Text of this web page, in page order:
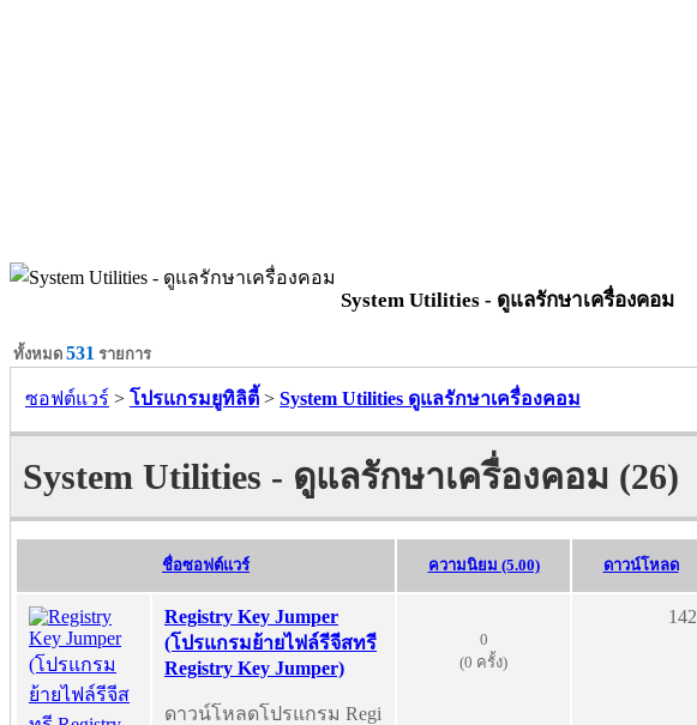
System Utilities - ดูแลรักษาเครื่องคอม
ทั้งหมด 531 รายการ
ซอฟต์แวร์ > โปรแกรมยูทิลิตี้ > System Utilities ดูแลรักษาเครื่องคอม
System Utilities - ดูแลรักษาเครื่องคอม (26)
ชื่อซอฟต์แวร์ ความนิยม (5.00) ดาวน์โหลด
Registry Key Jumper
(โปรแกรมย้ายไฟล์รีจีสทรี
Registry Key Jumper)
ดาวน์โหลดโปรแกรม Regi
0
(0 ครั้ง)
142